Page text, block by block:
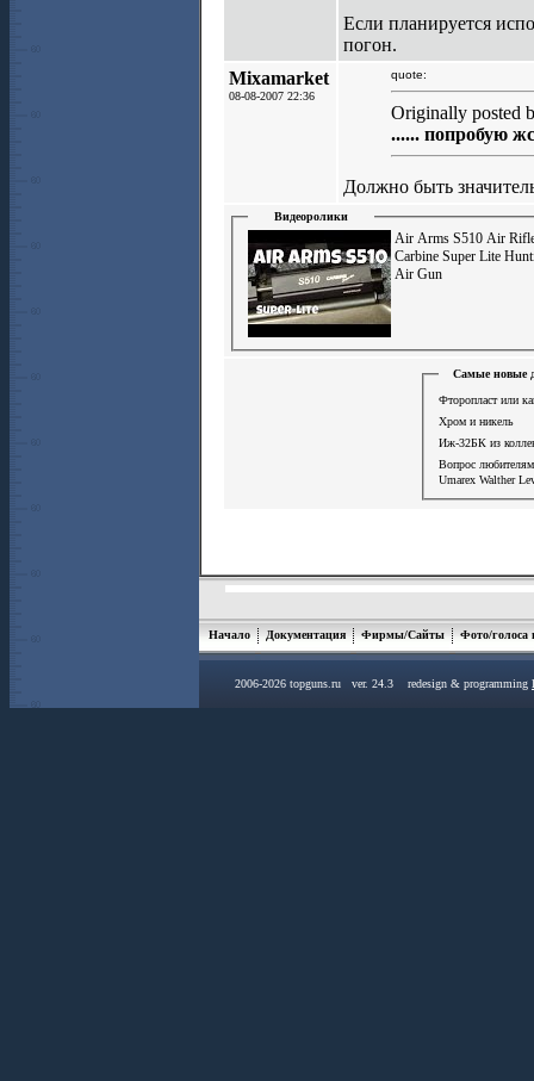
Если планируется
погон.
Mixamarket
08-08-2007 22:36
quote:
Originally posted
...... попробую
Должно быть
Видеоролики
Air Arms S510 Air
Carbine Super Lite
Air Gun
Самые новые
Фторопласт или
Хром и никель
Иж-32БК из
Вопрос
Umarex Walther
Начало Документация Фирмы/Сайты Фото/голоса
2006-2026 topguns.ru ver. 24.3 redesign & programming